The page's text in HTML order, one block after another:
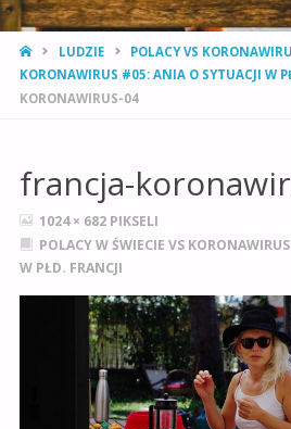
STRONA
GŁÓWNA
LUDZIE POLACY VS
KORONAWIRUS #05: ANIA O SYTUACJI W
KORONAWIRUS-04
francja-
PEŁNY
ROZMIAR
1024 × 682 PIKSELI
POLACY W ŚWIECIE VS
W PŁD. FRANCJI